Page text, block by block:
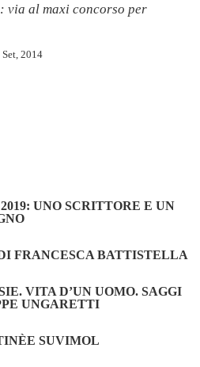
al maxi concorso per
Set, 2014
UNO SCRITTORE E UN
FRANCESCA BATTISTELLA
VITA D’UN UOMO. SAGGI
UNGARETTI
SUVIMOL